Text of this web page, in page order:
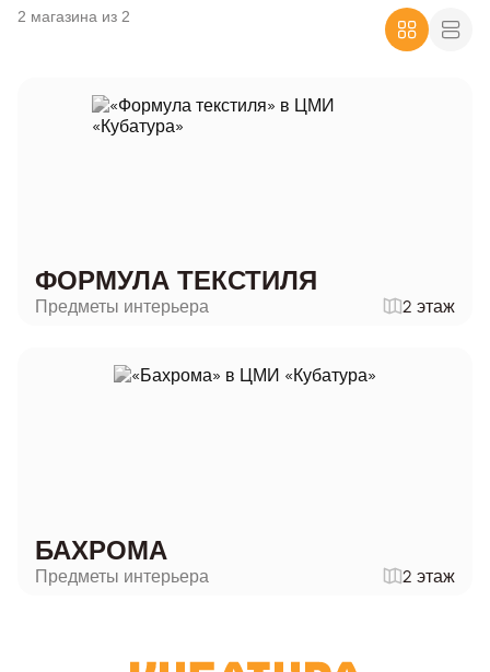
2 магазина из 2
ФОРМУЛА ТЕКСТИЛЯ
Предметы интерьера 2 этаж
БАХРОМА
Предметы интерьера 2 этаж